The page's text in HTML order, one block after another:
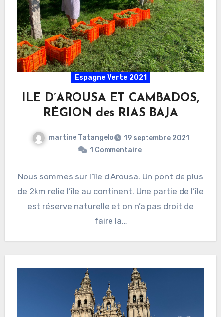
Espagne Verte 2021
ILE D’AROUSA ET CAMBADOS,
RÉGION des RIAS BAJA
martine Tatangelo
19 septembre 2021
1 Commentaire
Nous sommes sur l’île d’Arousa. Un pont de plus
de 2km relie l’île au continent. Une partie de l’île
est réserve naturelle et on n’a pas droit de
faire la…